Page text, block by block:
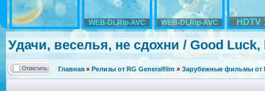
WEB-DLRip-AVC WEB-DLRip-AVC HDTV
Удачи, веселья, не сдохни / Good
Главная » Релизы от RG Generalfilm » Зарубежные фильмы от